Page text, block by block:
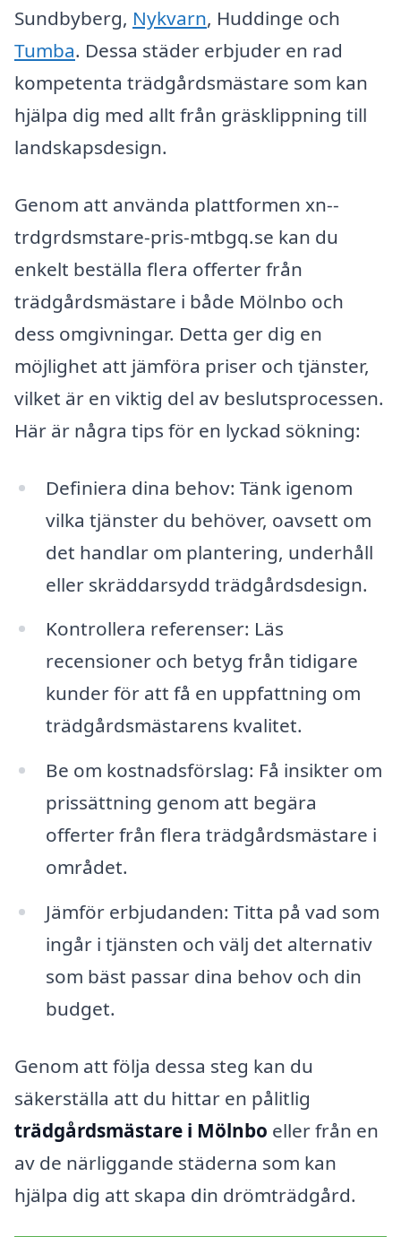
Sundbyberg, Nykvarn, Huddinge och
Tumba. Dessa städer erbjuder en rad
kompetenta trädgårdsmästare som kan
hjälpa dig med allt från gräsklippning till
landskapsdesign.
Genom att använda plattformen xn--
trdgrdsmstare-pris-mtbgq.se kan du
enkelt beställa flera offerter från
trädgårdsmästare i både Mölnbo och
dess omgivningar. Detta ger dig en
möjlighet att jämföra priser och tjänster,
vilket är en viktig del av beslutsprocessen.
Här är några tips för en lyckad sökning:
Definiera dina behov: Tänk igenom
vilka tjänster du behöver, oavsett om
det handlar om plantering, underhåll
eller skräddarsydd trädgårdsdesign.
Kontrollera referenser: Läs
recensioner och betyg från tidigare
kunder för att få en uppfattning om
trädgårdsmästarens kvalitet.
Be om kostnadsförslag: Få insikter om
prissättning genom att begära
offerter från flera trädgårdsmästare i
området.
Jämför erbjudanden: Titta på vad som
ingår i tjänsten och välj det alternativ
som bäst passar dina behov och din
budget.
Genom att följa dessa steg kan du
säkerställa att du hittar en pålitlig
trädgårdsmästare i Mölnbo eller från en
av de närliggande städerna som kan
hjälpa dig att skapa din drömträdgård.